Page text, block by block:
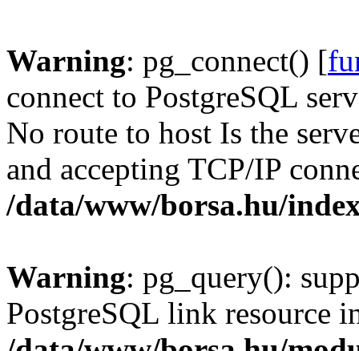
Warning: pg_connect() [
connect to PostgreSQL
No route to host Is the
and accepting TCP/IP
/data/www/borsa.hu/
Warning: pg_query():
PostgreSQL link resource